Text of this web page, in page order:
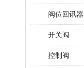
阀位回讯器
开关阀
控制阀